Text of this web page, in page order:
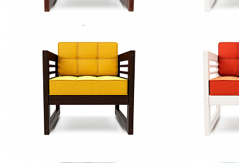
10 146 ₽
11 273 ₽
В корзину
-10%
Прихожая
Вешалки напольные